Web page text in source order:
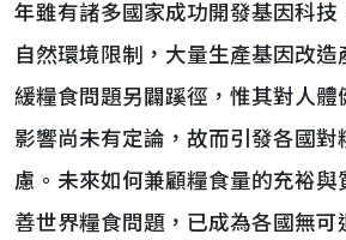
年雖有諸多國家成功開發基因科技
自然環境限制，大量生產基因改造
緩糧食問題另闢蹊徑，惟其對人體
影響尚未有定論，故而引發各國對
慮。未來如何兼顧糧食量的充裕與
善世界糧食問題，已成為各國無可